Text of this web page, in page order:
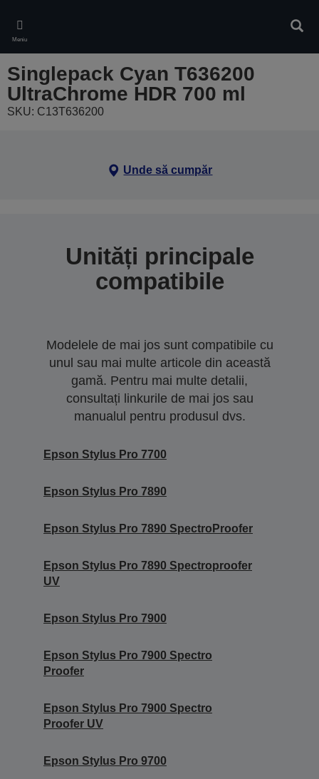
main
content
Meniu
Singlepack Cyan T636200
UltraChrome HDR 700 ml
SKU: C13T636200
Unde să cumpăr
Unități principale
compatibile
Modelele de mai jos sunt compatibile cu
unul sau mai multe articole din această
gamă. Pentru mai multe detalii,
consultați linkurile de mai jos sau
manualul pentru produsul dvs.
Epson Stylus Pro 7700
Epson Stylus Pro 7890
Epson Stylus Pro 7890 SpectroProofer
Epson Stylus Pro 7890 Spectroproofer
UV
Epson Stylus Pro 7900
Epson Stylus Pro 7900 Spectro
Proofer
Epson Stylus Pro 7900 Spectro
Proofer UV
Epson Stylus Pro 9700